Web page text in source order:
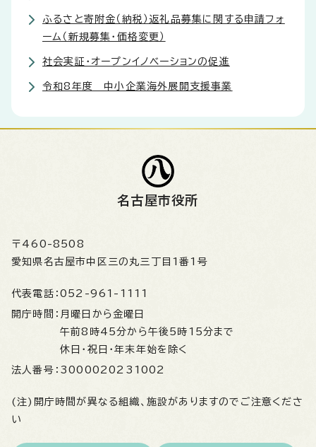
ふるさと寄附金（納税）返礼品募集に関する申請フォ
ーム（新規募集・価格変更）
社会実証・オープンイノベーションの促進
令和8年度 中小企業海外展開支援事業
名古屋市役所
〒460-8508
愛知県名古屋市中区三の丸三丁目1番1号
代表電話： 052-961-1111
開庁時間： 月曜日から金曜日
午前8時45分から午後5時15分まで
休日・祝日・年末年始を除く
法人番号： 3000020231002
(注)開庁時間が異なる組織、施設がありますのでご注意くださ
い